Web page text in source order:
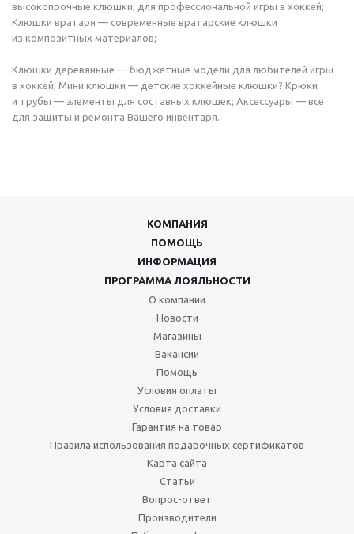
высокопрочные клюшки, для профессиональной игры в хоккей;
Клюшки вратаря — современные вратарские клюшки
из композитных материалов;
Клюшки деревянные — бюджетные модели для любителей игры
в хоккей; Мини клюшки — детские хоккейные клюшки? Крюки
и трубы — элементы для составных клюшек; Аксессуары — все
для защиты и ремонта Вашего инвентаря.
КОМПАНИЯ
ПОМОЩЬ
ИНФОРМАЦИЯ
ПРОГРАММА ЛОЯЛЬНОСТИ
О компании
Новости
Магазины
Вакансии
Помощь
Условия оплаты
Условия доставки
Гарантия на товар
Правила использования подарочных сертификатов
Карта сайта
Статьи
Вопрос-ответ
Производители